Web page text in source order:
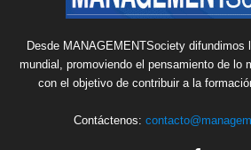
Desde MANAGEMENTSociety difundimos
mundial, promoviendo el pensamiento de lo
con el objetivo de contribuir a la
Contáctenos: